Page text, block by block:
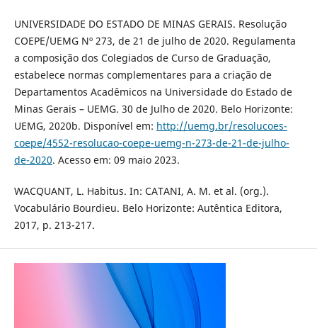
UNIVERSIDADE DO ESTADO DE MINAS GERAIS. Resolução
COEPE/UEMG Nº 273, de 21 de julho de 2020. Regulamenta
a composição dos Colegiados de Curso de Graduação,
estabelece normas complementares para a criação de
Departamentos Acadêmicos na Universidade do Estado de
Minas Gerais – UEMG. 30 de Julho de 2020. Belo Horizonte:
UEMG, 2020b. Disponível em: http://uemg.br/resolucoes-
coepe/4552-resolucao-coepe-uemg-n-273-de-21-de-julho-
de-2020. Acesso em: 09 maio 2023.
WACQUANT, L. Habitus. In: CATANI, A. M. et al. (org.).
Vocabulário Bourdieu. Belo Horizonte: Autêntica Editora,
2017, p. 213-217.